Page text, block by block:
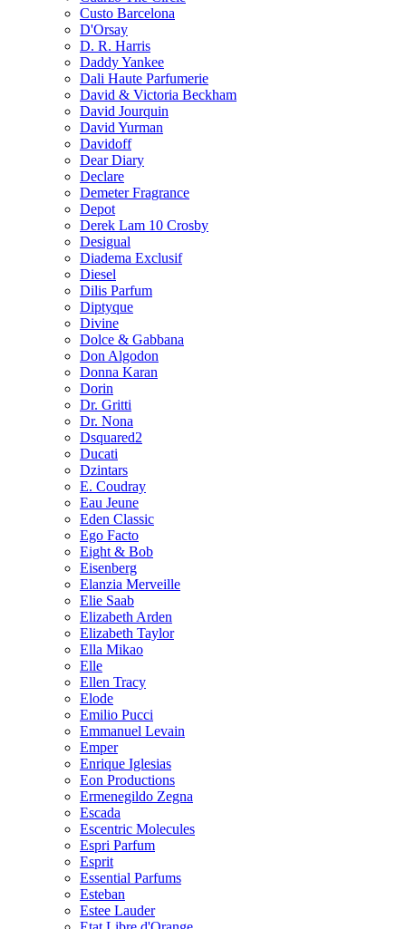
Custo Barcelona
D'Orsay
D. R. Harris
Daddy Yankee
Dali Haute Parfumerie
David & Victoria Beckham
David Jourquin
David Yurman
Davidoff
Dear Diary
Declare
Demeter Fragrance
Depot
Derek Lam 10 Crosby
Desigual
Diadema Exclusif
Diesel
Dilis Parfum
Diptyque
Divine
Dolce & Gabbana
Don Algodon
Donna Karan
Dorin
Dr. Gritti
Dr. Nona
Dsquared2
Ducati
Dzintars
E. Coudray
Eau Jeune
Eden Classic
Ego Facto
Eight & Bob
Eisenberg
Elanzia Merveille
Elie Saab
Elizabeth Arden
Elizabeth Taylor
Ella Mikao
Elle
Ellen Tracy
Elode
Emilio Pucci
Emmanuel Levain
Emper
Enrique Iglesias
Eon Productions
Ermenegildo Zegna
Escada
Escentric Molecules
Espri Parfum
Esprit
Essential Parfums
Esteban
Estee Lauder